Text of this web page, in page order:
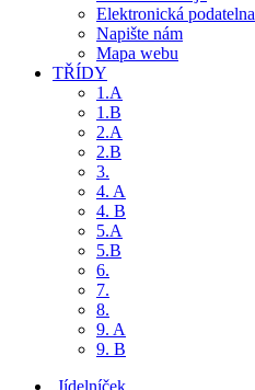
Elektronická podatelna
Napište nám
Mapa webu
TŘÍDY
1.A
1.B
2.A
2.B
3.
4. A
4. B
5.A
5.B
6.
7.
8.
9. A
9. B
Jídelníček